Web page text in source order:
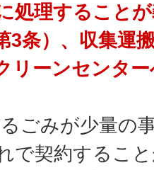
処理すること
3条）、収集運
リーンセンタ
ごみが少量の
で契約するこ